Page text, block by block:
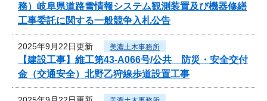
務）岐阜県道路雪情報システム観測装置及び機器修繕
工事委託に関する一般競争入札公告
2025年9月22日更新 美濃土木事務所
【建設工事】維工第43-A066号/公共 防災・安全交付
金（交通安全）北野乙狩線歩道設置工事